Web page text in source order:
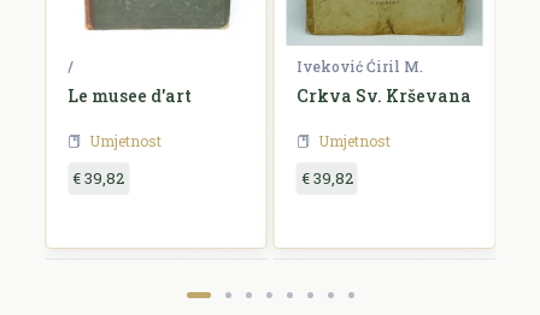
/
Le musee d'art
Umjetnost
€ 39,82
Iveković Ćiril M.
Crkva Sv. Krševana
Umjetnost
€ 39,82